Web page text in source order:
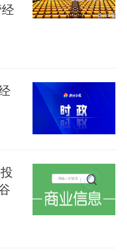
造区域消费中心
间消费新地标、
经济从“规模提
绕“夜耀石家庄”主
源，做优正定古
夜间消费地标，
岛、织音1953文